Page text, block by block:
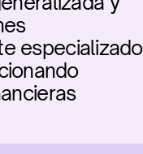
especializado